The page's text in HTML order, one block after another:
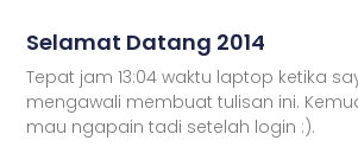
Selamat Datang 2014
Tepat jam 13:04 waktu laptop ketika
mengawali membuat tulisan ini.
mau ngapain tadi setelah login :).